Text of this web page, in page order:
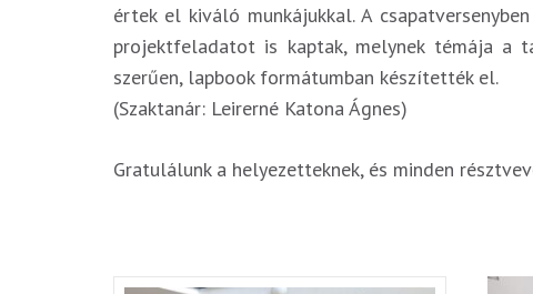
értek el kiváló munkájukkal. A
projektfeladatot is kaptak, melynek témája
szerűen, lapbook formátumban készítették el.
(Szaktanár: Leirerné Katona Ágnes)
Gratulálunk a helyezetteknek, és minden